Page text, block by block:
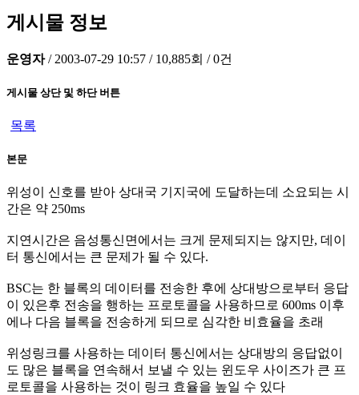
게시물 정보
운영자 / 2003-07-29 10:57 / 10,885회 / 0건
게시물 상단 및 하단 버튼
목록
본문
위성이 신호를 받아 상대국 기지국에 도달하는데 소요되는 시
간은 약 250ms
지연시간은 음성통신면에서는 크게 문제되지는 않지만, 데이
터 통신에서는 큰 문제가 될 수 있다.
BSC는 한 블록의 데이터를 전송한 후에 상대방으로부터 응답
이 있은후 전송을 행하는 프로토콜을 사용하므로 600ms 이후
에나 다음 블록을 전송하게 되므로 심각한 비효율을 초래
위성링크를 사용하는 데이터 통신에서는 상대방의 응답없이
도 많은 블록을 연속해서 보낼 수 있는 윈도우 사이즈가 큰 프
로토콜을 사용하는 것이 링크 효율을 높일 수 있다